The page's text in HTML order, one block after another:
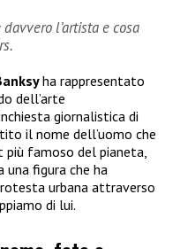
l’artista e cosa
ha rappresentato
dell’arte
giornalistica di
il nome dell’uomo che
famoso del pianeta,
una figura che ha
urbana attraverso
di lui.